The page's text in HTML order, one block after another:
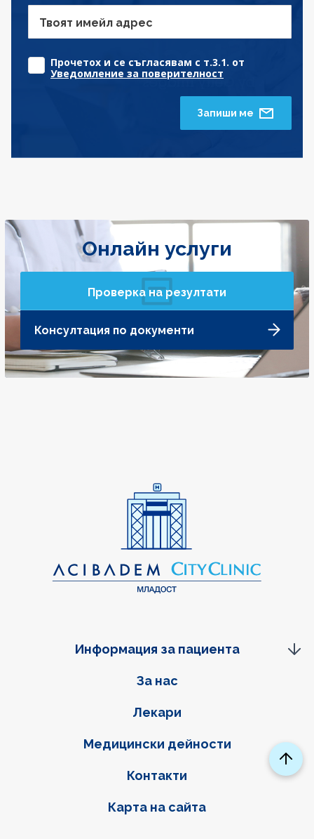
Твоят имейл адрес
Прочетох и се съгласявам с т.3.1. от
Уведомление за поверителност
Запиши ме
Онлайн услуги
Проверка на резултати
Консултация по документи
Фуутер навигация
За нас
Лекари
Медицински дейности
Контакти
Карта на сайта
Информация за пациента